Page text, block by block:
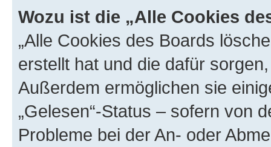
Wozu ist die „Alle Cookies
„Alle Cookies des Boards
erstellt hat und die dafür
Außerdem ermöglichen sie
„Gelesen“-Status – sofern von
Probleme bei der An- oder